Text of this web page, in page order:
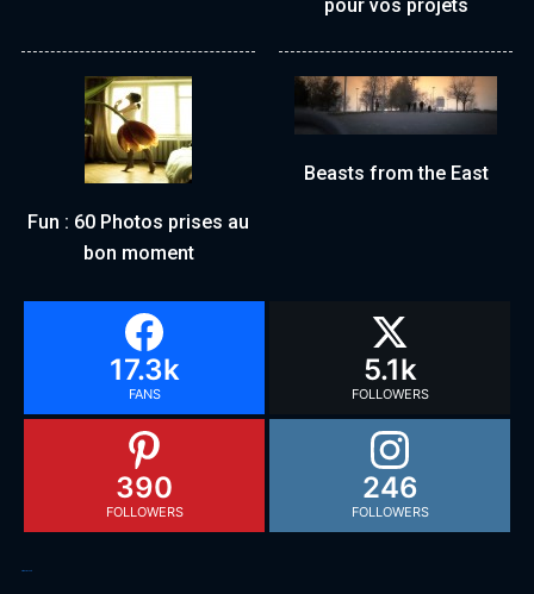
pour vos projets
Fun : 60 Photos prises au
bon moment
Beasts from the East
17.3k
FANS
5.1k
FOLLOWERS
390
FOLLOWERS
246
FOLLOWERS